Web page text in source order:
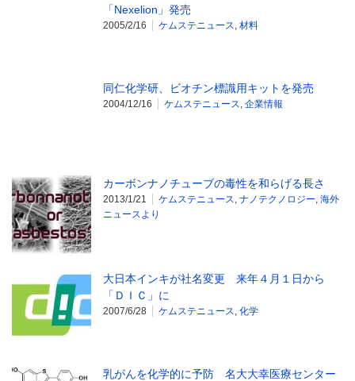
「Nexelion」発売
2005/2/16 ケムステニュース, 材料
同仁化学研、ビオチン標識用キットを発売
2004/12/16 ケムステニュース, 企業情報
カーボンナノチューブの毒性を和らげる長さ
2013/1/21 ケムステニュース, ナノテクノロジー, 海外
ニュースより
大日本インキが社名変更 来年４月１日から
「ＤＩＣ」に
2007/6/28 ケムステニュース, 化学
乳がんを化学的に予防 名大大幸医療センター